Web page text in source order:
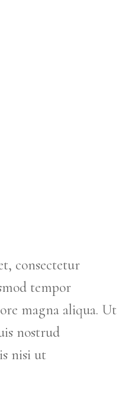
consectetur
tempor
magna aliqua. Ut
nostrud
nisi ut